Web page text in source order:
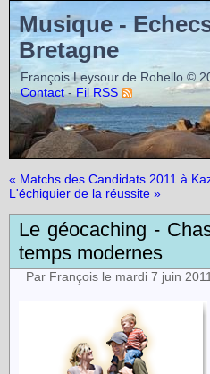
Musique -
Bretagne
François Leysour de Rohello ©
Contact-Fil RSS
« Matchs des Candidats 2011 à
L'échiquier de la réussite »
Le géocaching -
temps modernes
Par François le mardi 7 juin